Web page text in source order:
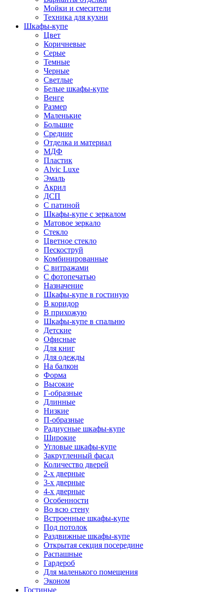
Мойки и смесители
Техника для кухни
Шкафы-купе
Цвет
Коричневые
Серые
Темные
Черные
Светлые
Белые шкафы-купе
Венге
Размер
Маленькие
Большие
Средние
Отделка и материал
МДФ
Пластик
Alvic Luxe
Эмаль
Акрил
ДСП
С патиной
Шкафы-купе с зеркалом
Матовое зеркало
Стекло
Цветное стекло
Пескоструй
Комбинированные
С витражами
С фотопечатью
Назначение
Шкафы-купе в гостиную
В коридор
В прихожую
Шкафы-купе в спальню
Детские
Офисные
Для книг
Для одежды
На балкон
Форма
Высокие
Г-образные
Длинные
Низкие
П-образные
Радиусные шкафы-купе
Широкие
Угловые шкафы-купе
Закругленный фасад
Количество дверей
2-х дверные
3-х дверные
4-х дверные
Особенности
Во всю стену
Встроенные шкафы-купе
Под потолок
Раздвижные шкафы-купе
Открытая секция посередине
Распашные
Гардероб
Для маленького помещения
Эконом
Гостиные